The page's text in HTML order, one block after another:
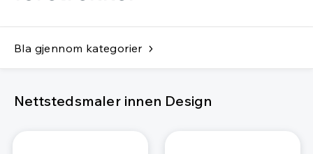
Bla gjennom kategorier
Nettstedsmaler innen Design